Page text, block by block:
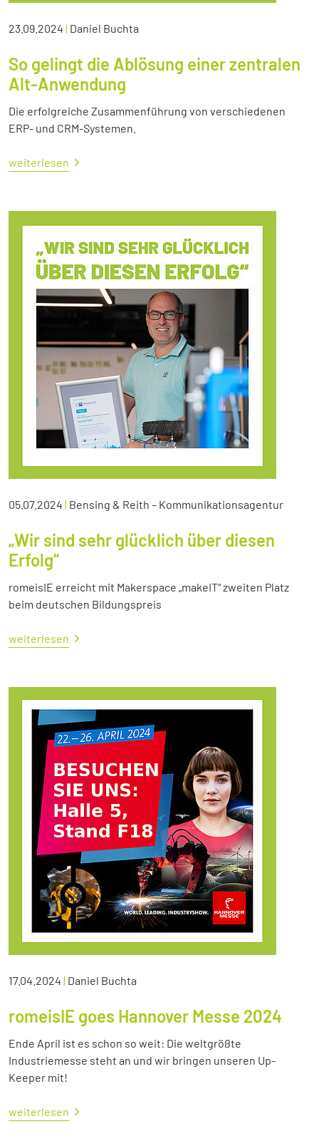
23.09.2024 | Daniel Buchta
So gelingt die Ablösung einer zentralen
Alt-Anwendung
Die erfolgreiche Zusammenführung von verschiedenen
ERP- und CRM-Systemen.
weiterlesen
05.07.2024 | Bensing & Reith – Kommunikationsagentur
„Wir sind sehr glücklich über diesen
Erfolg“
romeisIE erreicht mit Makerspace „makeIT“ zweiten Platz
beim deutschen Bildungspreis
weiterlesen
17.04.2024 | Daniel Buchta
romeisIE goes Hannover Messe 2024
Ende April ist es schon so weit: Die weltgrößte
Industriemesse steht an und wir bringen unseren Up-
Keeper mit!
weiterlesen